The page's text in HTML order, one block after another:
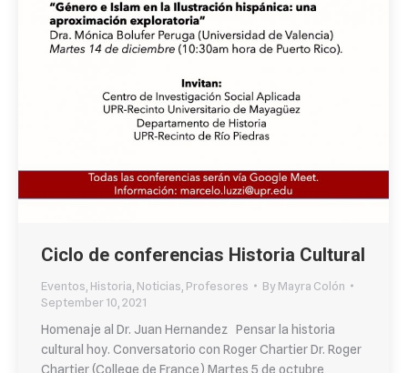
Ciclo de conferencias Historia Cultural
Eventos, Historia, Noticias, Profesores ByMayra Colón
September 10, 2021
Homenaje al Dr. Juan Hernandez Pensar la historia
cultural hoy. Conversatorio con Roger Chartier Dr. Roger
Chartier (College de France) Martes 5 de octubre